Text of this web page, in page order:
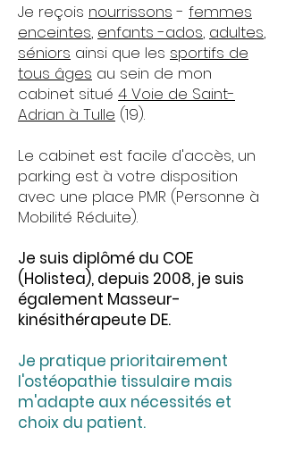
Je reçois nourrissons - femmes
enceintes, enfants -ados, adultes,
séniors ainsi que les sportifs de
tous âges au sein de mon
cabinet situé 4 Voie de Saint-
Adrian à Tulle (19).
Le cabinet est facile d'accès, un
parking est à votre disposition
avec une place PMR (Personne à
Mobilité Réduite).
Je suis diplômé du COE
(Holistea), depuis 2008, je suis
également Masseur-
kinésithérapeute DE.
Je pratique prioritairement
l'ostéopathie tissulaire mais
m'adapte aux nécessités et
choix du patient.